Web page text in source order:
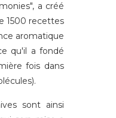
a créé
1500 recettes
aromatique
qu'il a fondé
fois dans
sont ainsi